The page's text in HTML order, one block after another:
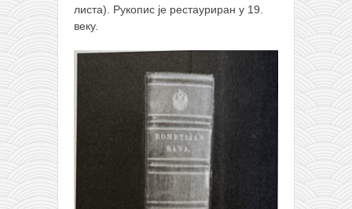
листа). Рукопис је рестауриран у 19.
веку.